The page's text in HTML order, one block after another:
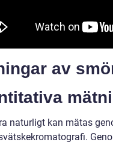
av
naturligt kan mätas